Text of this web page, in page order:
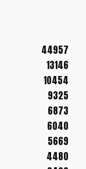
44957
13146
10454
9325
6873
6040
5669
4480